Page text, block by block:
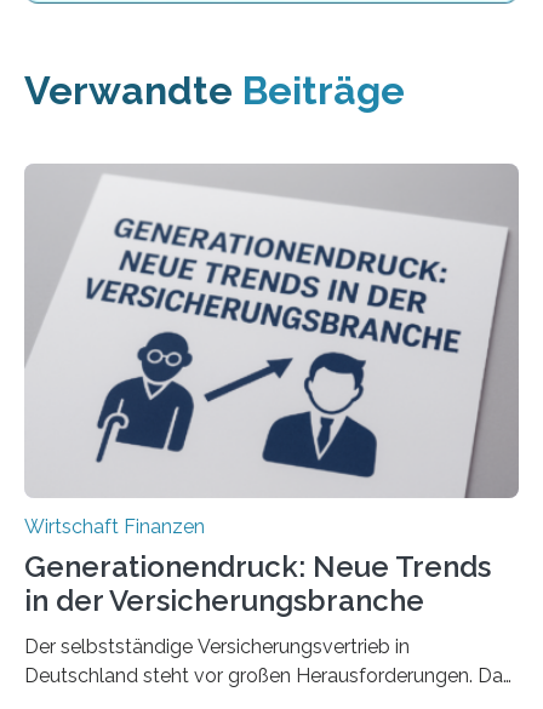
Verwandte Beiträge
Wirtschaft Finanzen
Generationendruck: Neue Trends
in der Versicherungsbranche
Der selbstständige Versicherungsvertrieb in
Deutschland steht vor großen Herausforderungen. Das